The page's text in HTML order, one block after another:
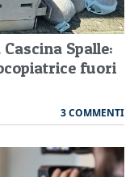
Spalle:
fuori
3 COMMENTI